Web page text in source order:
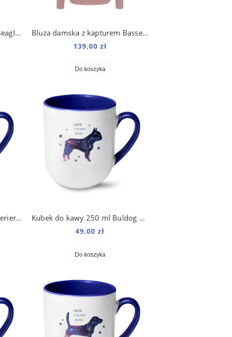
Bluza damska z kapturem Beagle Origami Bluza damska z kapturem Basset Hound Origami
139,00 zł
Do koszyka
Kubek do kawy 250 ml Bulterier Kosmo Kubek do kawy 250 ml Buldog Francuski Kosmo
49,00 zł
Do koszyka